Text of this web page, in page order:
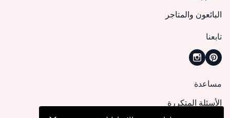
البائعون والمتاجر
تابعنا
مساعدة
الأسئلة المتكررة